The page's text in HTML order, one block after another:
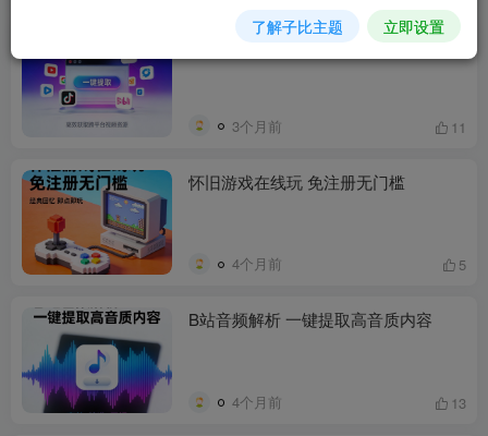
多平台视频素材一键提取工具
3个月前 11
怀旧游戏在线玩 免注册无门槛
4个月前 5
B站音频解析 一键提取高音质内容
4个月前 13
了解子比主题 立即设置